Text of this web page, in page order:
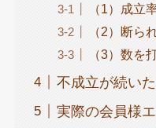
（1）成立
（2）断ら
（3）数を
不成立が続い
実際の会員様